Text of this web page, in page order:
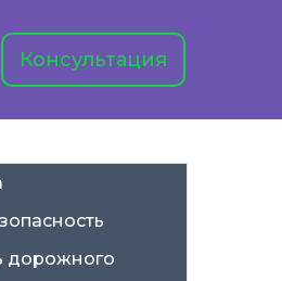
Консультация
дорожного